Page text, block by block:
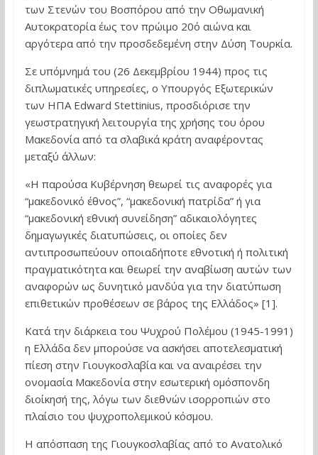
των Στενών του Βοσπόρου από την Οθωμανική
Αυτοκρατορία έως τον πρώιμο 20ό αιώνα και
αργότερα από την προσδεδεμένη στην Δύση Τουρκία.
Σε υπόμνημά του (26 Δεκεμβρίου 1944) προς τις
διπλωματικές υπηρεσίες, ο Υπουργός Εξωτερικών
των ΗΠΑ Edward Stettinius, προσδιόρισε την
γεωστρατηγική λειτουργία της χρήσης του όρου
Μακεδονία από τα σλαβικά κράτη αναφέροντας
μεταξύ άλλων:
«Η παρούσα Κυβέρνηση θεωρεί τις αναφορές για
“μακεδονικό έθνος”, “μακεδονική πατρίδα” ή για
“μακεδονική εθνική συνείδηση” αδικαιολόγητες
δημαγωγικές διατυπώσεις, οι οποίες δεν
αντιπροσωπεύουν οποιαδήποτε εθνοτική ή πολιτική
πραγματικότητα και θεωρεί την αναβίωση αυτών των
αναφορών ως δυνητικό μανδύα για την διατύπωση
επιθετικών προθέσεων σε βάρος της Ελλάδος» [1].
Κατά την διάρκεια του Ψυχρού Πολέμου (1945-1991)
η Ελλάδα δεν μπορούσε να ασκήσει αποτελεσματική
πίεση στην Γιουγκοσλαβία και να αναιρέσει την
ονομασία Μακεδονία στην εσωτερική ομόσπονδη
διοίκησή της, λόγω των διεθνών ισορροπιών στο
πλαίσιο του ψυχροπολεμικού κόσμου.
Η απόσπαση της Γιουγκοσλαβίας από το Ανατολικό